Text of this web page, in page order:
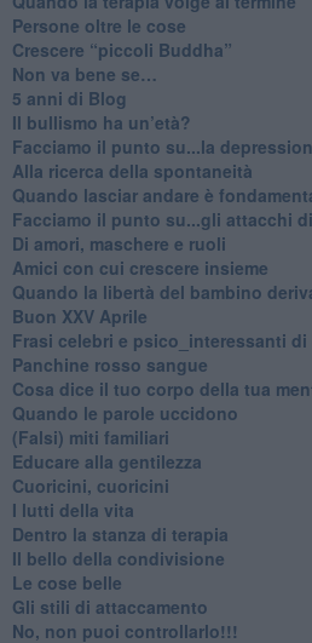
​Persone oltre le cose
​Crescere “piccoli Buddha”
Non va bene se…
​5 anni di Blog
​Il bullismo ha un’età?
Facciamo il punto su...la
​Alla ricerca della spontaneità
​Quando lasciar andare è
Facciamo il punto su...gli attacchi
Di amori, maschere e ruoli
​Amici con cui crescere insieme
​Quando la libertà del bambino
Buon XXV Aprile
​Frasi celebri e psico_interessanti
​Panchine rosso sangue
​Cosa dice il tuo corpo della tua
​Quando le parole uccidono
​(Falsi) miti familiari
​Educare alla gentilezza
​Cuoricini, cuoricini
I lutti della vita
​Dentro la stanza di terapia
​Il bello della condivisione
Le cose belle
​Gli stili di attaccamento
No, non puoi controllarlo!!!